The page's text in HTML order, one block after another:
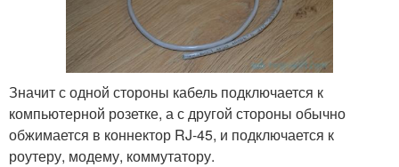
Значит с одной стороны кабель подключается к
компьютерной розетке, а с другой стороны обычно
обжимается в коннектор RJ-45, и подключается к
роутеру, модему, коммутатору.